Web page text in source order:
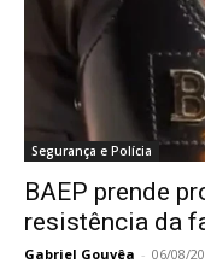
Segurança e Polícia
BAEP prende
resistência da
Gabriel Gouvêa - 06/08/